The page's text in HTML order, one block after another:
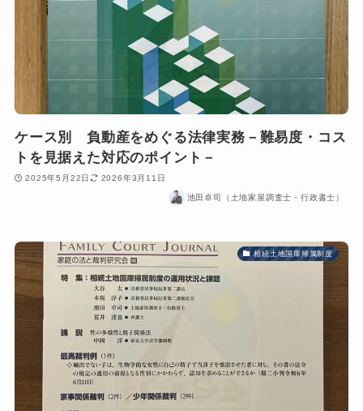
ケース別 負動産をめぐる法律実務－難易度・コス
トを見据えた対応のポイント－
2025年5月22日 2026年3月11日
池田卓司（土地家屋調査士・行政書士）
相続土地国庫帰属制度